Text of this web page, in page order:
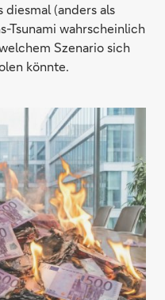
diesmal (anders als
Tsunami wahrscheinlich
Szenario sich
könnte.